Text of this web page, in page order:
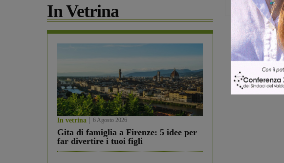
In Vetrina
In vetrina 6 Agosto 2026
Gita di famiglia a Firenze: 5 idee per
far divertire i tuoi figli
Share